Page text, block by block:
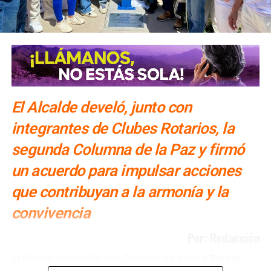
Lee también:“Xavier Nava no dejó las claves del
software de videovigilancia”: Enrique Galindo
ARTÍCULOS RELACIONADOS: ACTIVISTAS PERIODISTAS
SIGUIENTE
SLP se podrían llevar a juzgados”: diputado
NO TE PIERDAS
“Auditoría Superior le lavó las cuentas a Xavier
Nava”: Eloy Franklin
El Alcalde develó, junto con
integrantes de Clubes Rotarios, la
segunda Columna de la Paz y firmó
un acuerdo para impulsar acciones
que contribuyan a la armonía y la
convivencia